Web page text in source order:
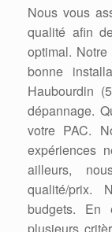
Nous vous
qualité afin
optimal.
bonne
Haubourdin
dépannage.
votre PAC.
expériences
ailleurs,
qualité/prix.
budgets.
plusieurs